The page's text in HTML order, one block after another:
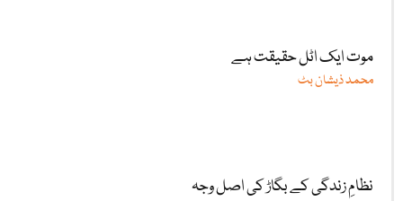
موت ایک اٹل حقیقت ہے
محمد ذیشان بٹ
نظامِ زندگی کے بگاڑ کی اصل وجہ